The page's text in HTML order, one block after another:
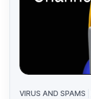
VIRUS AND SPAMS